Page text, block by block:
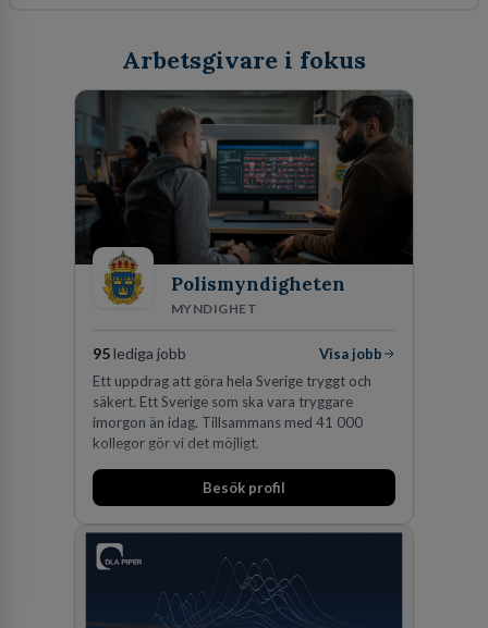
Arbetsgivare i fokus
Polismyndigheten
MYNDIGHET
95lediga jobb
Visa jobb
Ett uppdrag att göra hela Sverige tryggt och
säkert. Ett Sverige som ska vara tryggare
imorgon än idag. Tillsammans med 41 000
kollegor gör vi det möjligt.
Besök profil